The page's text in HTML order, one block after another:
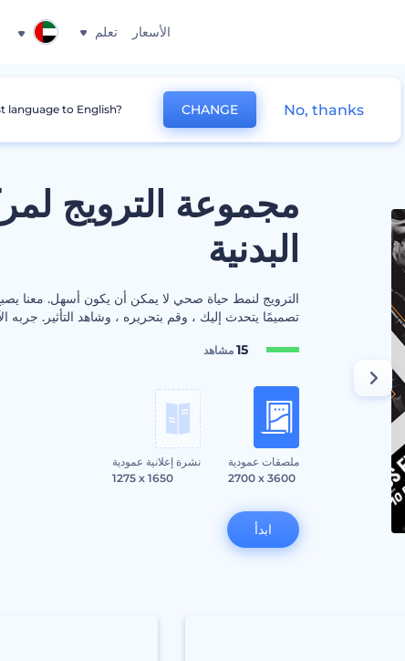
الأسعار تعلم
مجموعة الترويج
البدنية
الترويج لنمط حياة صحي لا يمكن أن يكون أسهل. معنا
تصميمًا يتحدث إليك ، وقم بتحريره ، وشاهد التأثير. جربه
15مشاهد
ملصقات عمودية
2700 x 3600
نشرة إعلانية عمودية
1275 x 1650
ابدأ
language to English? CHANGE No, thanks